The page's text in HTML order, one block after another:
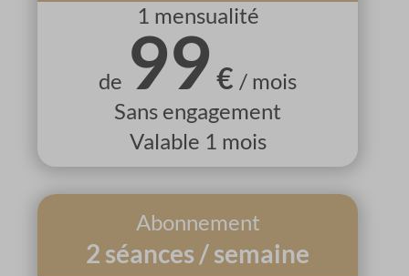
1 mensualité
de 99 € / mois
Sans engagement
Valable 1 mois
Abonnement
2 séances / semaine